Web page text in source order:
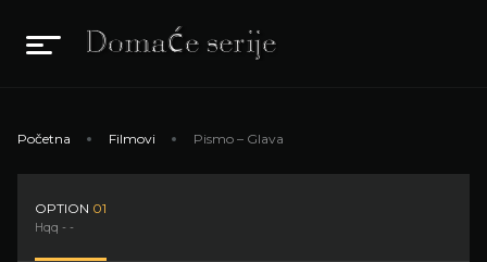
Početna Filmovi Pismo – Glava
OPTION 01
Hqq - -